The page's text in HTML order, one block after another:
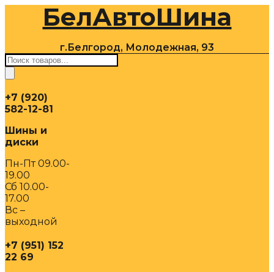
содержимомуБелАвтоШина
г.Белгород, Молодежная, 93
Поиск
товаров
+7 (920)
582-12-81
Шины и
диски
Пн-Пт 09.00-
19.00
Сб 10.00-
17.00
Вс –
выходной
+7 (951) 152
22 69